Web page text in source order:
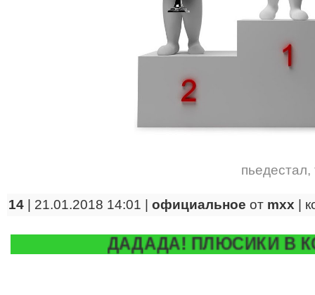
пьедестал,
14 | 21.01.2018 14:01 | официальное от mxx |
ДАДАДА! ПЛЮСИКИ В